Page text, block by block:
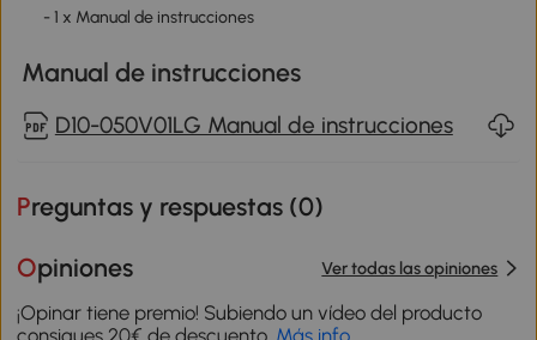
- 1 x Manual de instrucciones
Manual de instrucciones
D10-050V01LG Manual de instrucciones
Preguntas y respuestas (0)
Opiniones Ver todas las opiniones
¡Opinar tiene premio! Subiendo un vídeo del producto
consigues 20€ de descuento. Más info